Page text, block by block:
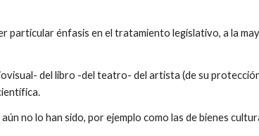
particular énfasis en el tratamiento legislativo, a la
del libro -del teatro- del artista (de su
no lo han sido, por ejemplo como las de bienes